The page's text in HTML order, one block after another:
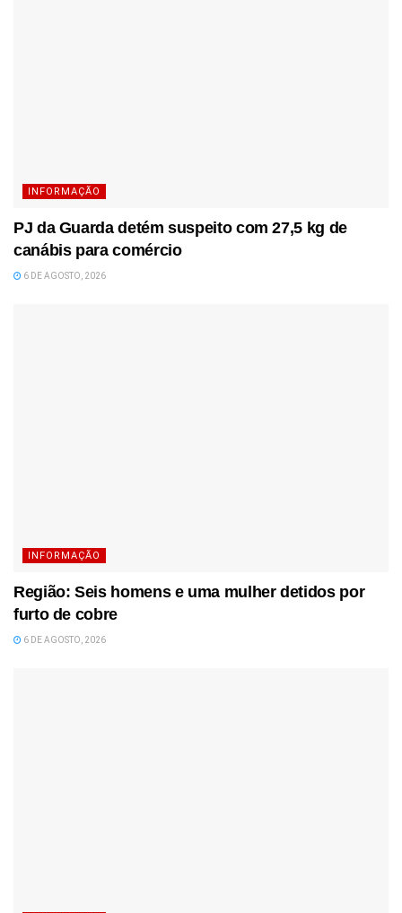
INFORMAÇÃO
PJ da Guarda detém suspeito com 27,5 kg de
canábis para comércio
6 DE AGOSTO, 2026
INFORMAÇÃO
Região: Seis homens e uma mulher detidos por
furto de cobre
6 DE AGOSTO, 2026